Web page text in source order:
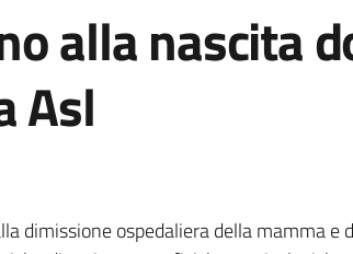
alla nascita
Asl
dimissione ospedaliera della mamma